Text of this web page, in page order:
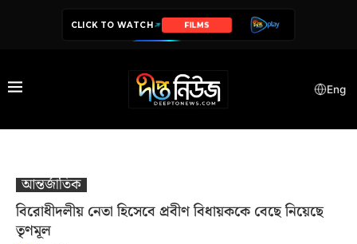
CLICK TO WATCH SERIES
Eng
আন্তর্জাতিক
বিরোধীদলীয় নেতা হিসেবে প্রবীণ বিধায়ককে বেছে নিয়েছে
তৃণমূল